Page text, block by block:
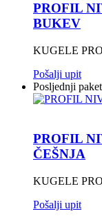
PROFIL
BUKEV
KUGELE
Pošalji upit
Posljednji
PROFIL
ČEŠNJA
KUGELE
Pošalji upit